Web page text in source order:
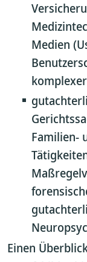
Medien
Familien-
Einen